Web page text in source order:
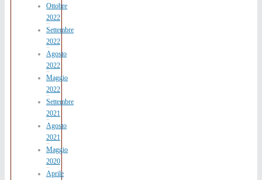
Ottobre
2022
Settembre
2022
Agosto
2022
Maggio
2022
Settembre
2021
Agosto
2021
Maggio
2020
Aprile